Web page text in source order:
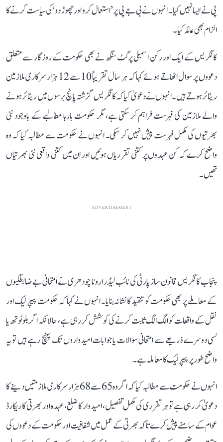
پی نے ایسا نہیں کیا۔ انہوں نے بی جے پی پر ’استعمال کرو اور چھوڑ دو‘ کی سیاست کرنے کا
الزام بھی عائد کیا۔
کانگریس کے ایک اور رکن اسمبلی پرگٹ سنگھ نے بھی حکومت کے روزگار سے متعلق
دعووں پر سوال اٹھاتے ہوئے کہا کہ ہر سال تقریباً 10 سے 12 ہزار سرکاری ملازمین
ریٹائر ہوتے ہیں۔ انہوں نے دعویٰ کیا کہ کانگریس گزشتہ پانچ برسوں میں ریٹائر ہونے
والے ملازمین کی فہرست فراہم کر سکتی ہے، مگر حکومت بارہا مطالبے کے باوجود نئی
بھرتیوں کی مکمل فہرست پیش نہیں کر سکی۔ انہوں نے حکومت سے مطالبہ کیا کہ وہ
واضح کرے کہ کن عہدوں پر کتنی تقرریاں ہوئیں اور ان میں کتنی واقعی نئی بھرتیاں
تھیں۔
ADVERTISEMENT
پنجاب کانگریس قانون ساز پارٹی کی نائب لیڈر ارونا چودھری نے امتحانی بے ضابطگیوں
کے معاملے پر بھی حکومت کو تنقید کا نشانہ بنایا۔ انہوں نے کہا کہ حکومت پیپر لیک اور
نقل کے واقعات کو الگ الگ ثابت کرنے کی کوشش کر رہی ہے، حالانکہ اگر بلوٹوتھ یا
کسی دوسرے ذریعے سے امتحانی سوالات یا جوابات امیدواروں تک پہنچ رہے ہیں تو یہ
واضح طور پر پیپر لیک کا معاملہ ہے۔
انہوں نے حکومت سے مطالبہ کیا کہ اگر وہ 65 سے 68 ہزار سرکاری ملازمتیں دینے کا
دعویٰ کر رہی ہے تو ہر تقرری کی مکمل تفصیل، امیدوار کا ضلع، عہدہ اور بھرتی کا ریکارڈ
عوام کے سامنے پیش کرے تاکہ بھرتی کے عمل میں شفافیت اور حکومت کے دعووں کی